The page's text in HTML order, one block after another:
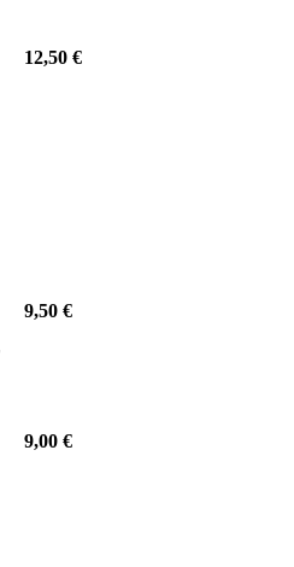
12,50 €
9,50 €
9,00 €